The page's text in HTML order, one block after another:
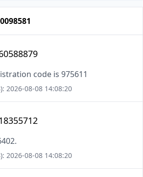
code is 975611
2026-08-08 14:08:20
2026-08-08 14:08:20